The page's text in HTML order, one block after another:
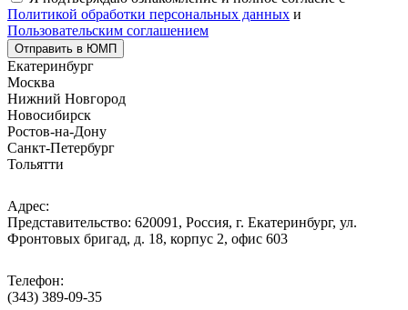
Политикой обработки персональных данных и
Пользовательским соглашением
Отправить в ЮМП
Екатеринбург
Москва
Нижний Новгород
Новосибирск
Ростов-на-Дону
Санкт-Петербург
Тольятти
Адрес:
Представительство: 620091, Россия, г. Екатеринбург, ул.
Фронтовых бригад, д. 18, корпус 2, офис 603
Телефон:
(343) 389-09-35